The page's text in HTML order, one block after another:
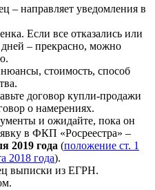
– направляет уведомления в
Если все отказались или
– прекрасно, можно
стоимость, способ
договор купли-продажи
о намерениях.
и ожидайте, пока он
в ФКП «Росреестра» –
2019 года (положение ст. 1
2018 года).
выписки из ЕГРН.